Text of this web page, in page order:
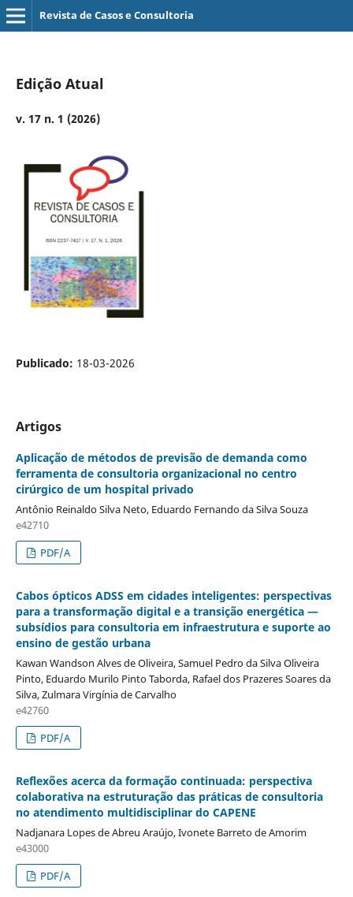
Revista de Casos e Consultoria
Edição Atual
v. 17 n. 1 (2026)
Publicado: 18-03-2026
Artigos
Aplicação de métodos de previsão de demanda como
ferramenta de consultoria organizacional no centro
cirúrgico de um hospital privado
Antônio Reinaldo Silva Neto, Eduardo Fernando da Silva Souza
e42710
PDF/A
Cabos ópticos ADSS em cidades inteligentes: perspectivas
para a transformação digital e a transição energética —
subsídios para consultoria em infraestrutura e suporte ao
ensino de gestão urbana
Kawan Wandson Alves de Oliveira, Samuel Pedro da Silva Oliveira
Pinto, Eduardo Murilo Pinto Taborda, Rafael dos Prazeres Soares da
Silva, Zulmara Virgínia de Carvalho
e42760
PDF/A
Reflexões acerca da formação continuada: perspectiva
colaborativa na estruturação das práticas de consultoria
no atendimento multidisciplinar do CAPENE
Nadjanara Lopes de Abreu Araújo, Ivonete Barreto de Amorim
e43000
PDF/A